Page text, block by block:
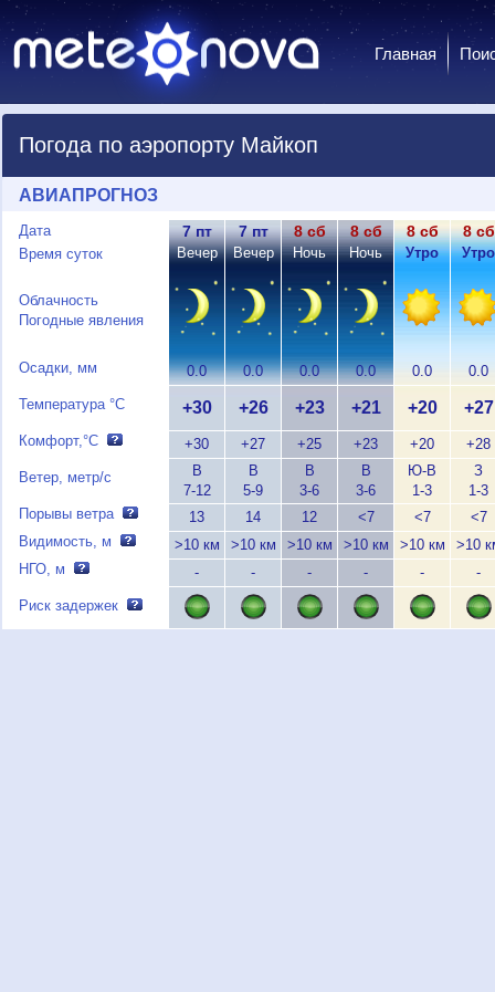
Главная
Погода по аэропорту Майкоп
АВИАПРОГНОЗ
Дата
Время суток
Облачность
Погодные явления
Осадки, мм
Температура °C
Комфорт,°C
Ветер, метр/с
Порывы ветра
Видимость, м
НГО, м
Риск задержек
7 пт
Вечер
0.0
+30
+30
В
7-12
13
>10 км
-
7 пт
Вечер
0.0
+26
+27
В
5-9
14
>10 км
-
8 сб
Ночь
0.0
+23
+25
В
3-6
12
>10 км
-
8 сб
Ночь
0.0
+21
+23
В
3-6
<7
>10 км
-
8 сб
Утро
0.0
+20
+20
Ю-В
1-3
<7
>10 км
-
8 сб
Утро
0.0
+27
+28
З
1-3
<7
>10
-